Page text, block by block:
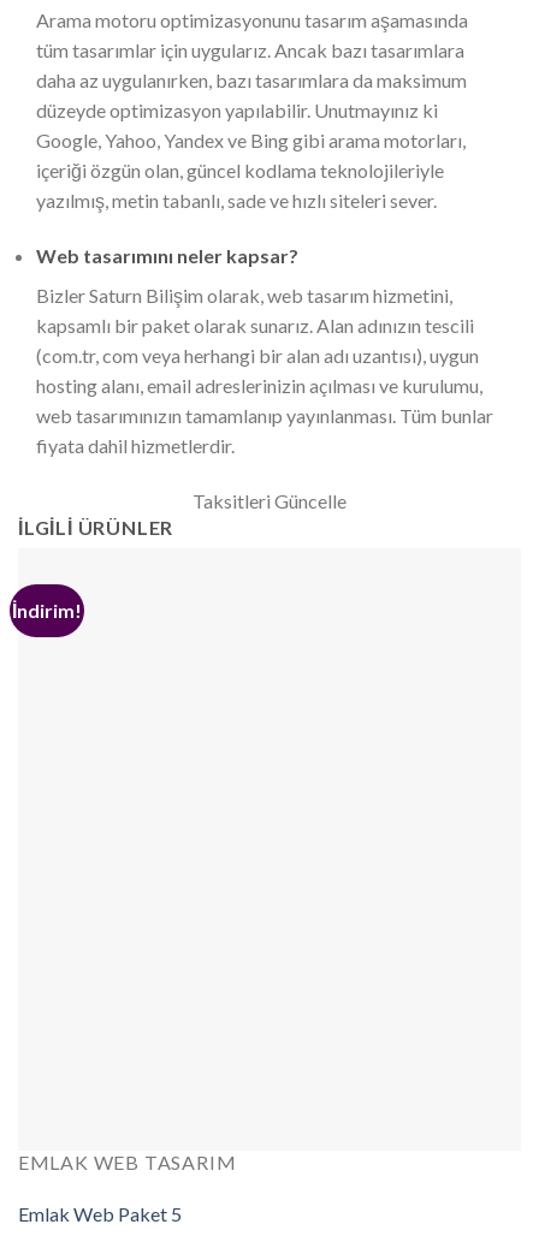
Arama motoru optimizasyonunu tasarım aşamasında
tüm tasarımlar için uygularız. Ancak bazı tasarımlara
daha az uygulanırken, bazı tasarımlara da maksimum
düzeyde optimizasyon yapılabilir. Unutmayınız ki
Google, Yahoo, Yandex ve Bing gibi arama motorları,
içeriği özgün olan, güncel kodlama teknolojileriyle
yazılmış, metin tabanlı, sade ve hızlı siteleri sever.
Web tasarımını neler kapsar?
Bizler Saturn Bilişim olarak, web tasarım hizmetini,
kapsamlı bir paket olarak sunarız. Alan adınızın tescili
(com.tr, com veya herhangi bir alan adı uzantısı), uygun
hosting alanı, email adreslerinizin açılması ve kurulumu,
web tasarımınızın tamamlanıp yayınlanması. Tüm bunlar
fiyata dahil hizmetlerdir.
Taksitleri Güncelle
İLGILI ÜRÜNLER
İndirim!
EMLAK WEB TASARIM
Emlak Web Paket 5